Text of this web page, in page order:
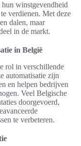
winstgevendheid
verdienen. Met deze
dalen, maar
in de markt.
in België
rol in verschillende
automatisatie zijn
en helpen bedrijven
Veel Belgische
doorgevoerd,
te verbeteren.